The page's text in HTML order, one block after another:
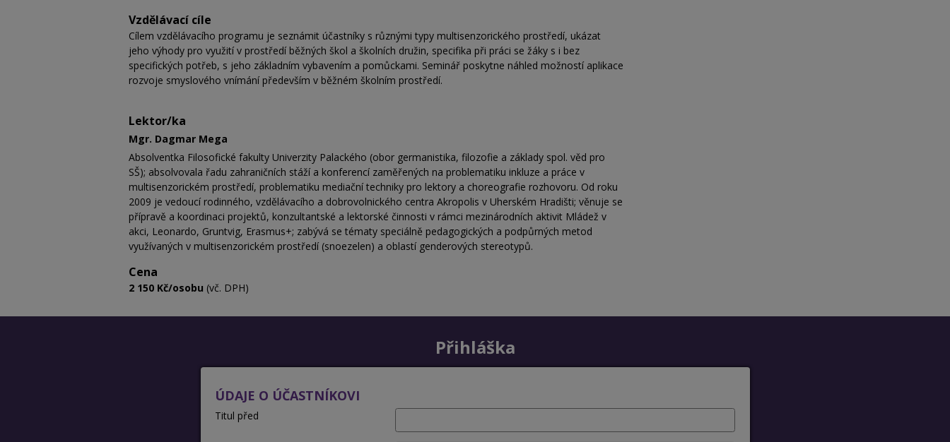
Vzdělávací cíle
Cílem vzdělávacího programu je seznámit účastníky s různými typy multisenzorického prostředí, ukázat
jeho výhody pro využití v prostředí běžných škol a školních družin, specifika při práci se žáky s i bez
specifických potřeb, s jeho základním vybavením a pomůckami. Seminář poskytne náhled možností aplikace
rozvoje smyslového vnímání především v běžném školním prostředí.
Lektor/ka
Mgr. Dagmar Mega
Absolventka Filosofické fakulty Univerzity Palackého (obor germanistika, filozofie a základy spol. věd pro
SŠ); absolvovala řadu zahraničních stáží a konferencí zaměřených na problematiku inkluze a práce v
multisenzorickém prostředí, problematiku mediační techniky pro lektory a choreografie rozhovoru. Od roku
2009 je vedoucí rodinného, vzdělávacího a dobrovolnického centra Akropolis v Uherském Hradišti; věnuje se
přípravě a koordinaci projektů, konzultantské a lektorské činnosti v rámci mezinárodních aktivit Mládež v
akci, Leonardo, Gruntvig, Erasmus+; zabývá se tématy speciálně pedagogických a podpůrných metod
využívaných v multisenzorickém prostředí (snoezelen) a oblastí genderových stereotypů.
Cena
2 150 Kč/osobu (vč. DPH)
Přihláška
ÚDAJE O ÚČASTNÍKOVI
Titul před